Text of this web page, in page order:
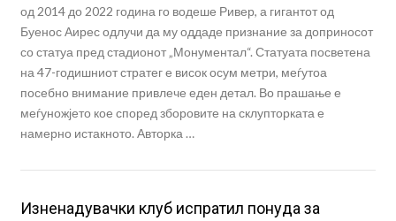
од 2014 до 2022 година го водеше Ривер, а гигантот од
Буенос Аирес одлучи да му оддаде признание за доприносот
со статуа пред стадионот „Монументал“. Статуата посветена
на 47-годишниот стратег е висок осум метри, меѓутоа
посебно внимание привлече еден детал. Во прашање е
меѓуножјето кое според зборовите на склупторката е
намерно истакното. Авторка …
Изненадувачки клуб испратил понуда за